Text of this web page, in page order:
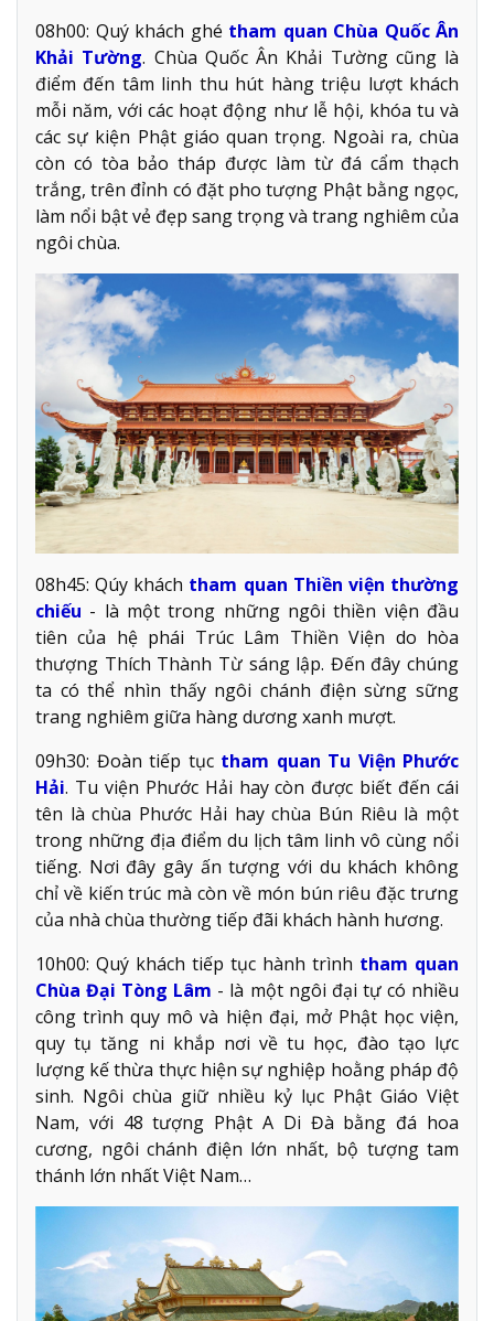
08h00: Quý khách ghé tham quan Chùa Quốc Ân
Khải Tường. Chùa Quốc Ân Khải Tường cũng là
điểm đến tâm linh thu hút hàng triệu lượt khách
mỗi năm, với các hoạt động như lễ hội, khóa tu và
các sự kiện Phật giáo quan trọng​. Ngoài ra, chùa
còn có tòa bảo tháp được làm từ đá cẩm thạch
trắng, trên đỉnh có đặt pho tượng Phật bằng ngọc,
làm nổi bật vẻ đẹp sang trọng và trang nghiêm của
ngôi chùa.
08h45: Qúy khách tham quan Thiền viện thường
chiếu - là một trong những ngôi thiền viện đầu
tiên của hệ phái Trúc Lâm Thiền Viện do hòa
thượng Thích Thành Từ sáng lập. Đến đây chúng
ta có thể nhìn thấy ngôi chánh điện sừng sững
trang nghiêm giữa hàng dương xanh mượt.
09h30: Đoàn tiếp tụctham quan Tu Viện Phước
Hải. Tu viện Phước Hải hay còn được biết đến cái
tên là chùa Phước Hải hay chùa Bún Riêu là một
trong những địa điểm du lịch tâm linh vô cùng nổi
tiếng. Nơi đây gây ấn tượng với du khách không
chỉ về kiến trúc mà còn về món bún riêu đặc trưng
của nhà chùa thường tiếp đãi khách hành hương.
10h00: Quý khách tiếp tục hành trình tham quan
Chùa Đại Tòng Lâm - là một ngôi đại tự có nhiều
công trình quy mô và hiện đại, mở Phật học viện,
quy tụ tăng ni khắp nơi về tu học, đào tạo lực
lượng kế thừa thực hiện sự nghiệp hoằng pháp độ
sinh. Ngôi chùa giữ nhiều kỷ lục Phật Giáo Việt
Nam, với 48 tượng Phật A Di Đà bằng đá hoa
cương, ngôi chánh điện lớn nhất, bộ tượng tam
thánh lớn nhất Việt Nam…